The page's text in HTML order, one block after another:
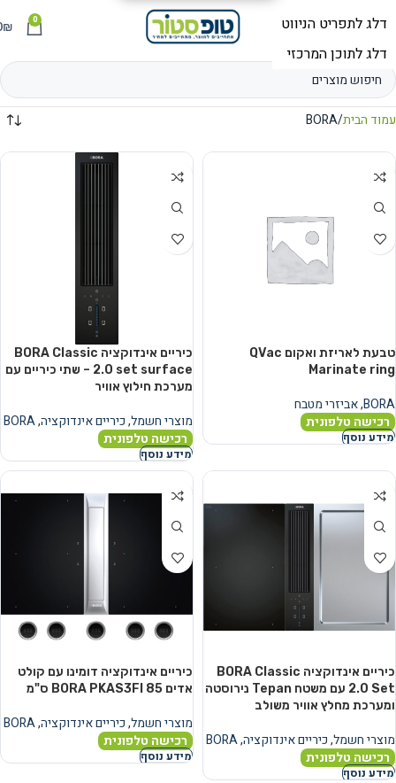
תפריט 0
₪
עמוד הבית BORA
טבעת לאריזת ואקום QVac
Marinate ring
BORA
,אביזרי מטבח
רכישה טלפונית
מידע נוסף
כיריים אינדוקציה BORA Classic
2.0 set surface – שתי כיריים עם
מערכת חילוץ אוויר
מוצרי חשמל,כיריים אינדוקציה,
BORA
רכישה טלפונית
מידע נוסף
כיריים אינדוקציה BORA Classic
2.0 Set עם משטח Tepan נירוסטה
ומערכת מחלץ אוויר משולב
מוצרי חשמל,כיריים אינדוקציה,
BORA
רכישה טלפונית
מידע נוסף
כיריים אינדוקציה דומינו עם קולט
אדים BORA PKAS3FI 85 ס"מ
מוצרי חשמל,כיריים אינדוקציה,
BORA
רכישה טלפונית
מידע נוסף